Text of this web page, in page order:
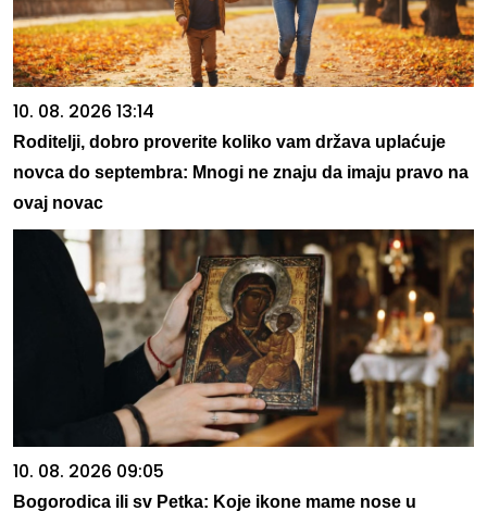
10. 08. 2026 13:14
Roditelji, dobro proverite koliko vam država uplaćuje
novca do septembra: Mnogi ne znaju da imaju pravo na
ovaj novac
10. 08. 2026 09:05
Bogorodica ili sv Petka: Koje ikone mame nose u